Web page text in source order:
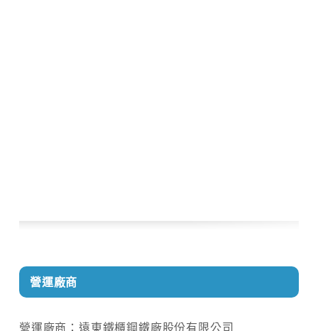
營運廠商
營運廠商：遠東鐵櫃鋼鐵廠股份有限公司